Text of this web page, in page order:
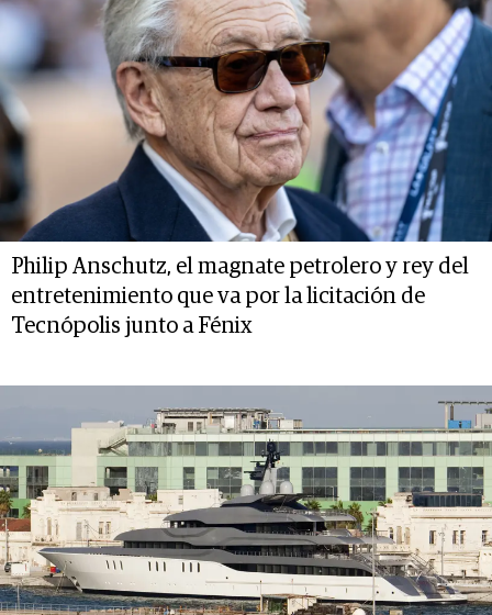
Philip Anschutz, el magnate petrolero y rey del
entretenimiento que va por la licitación de
Tecnópolis junto a Fénix